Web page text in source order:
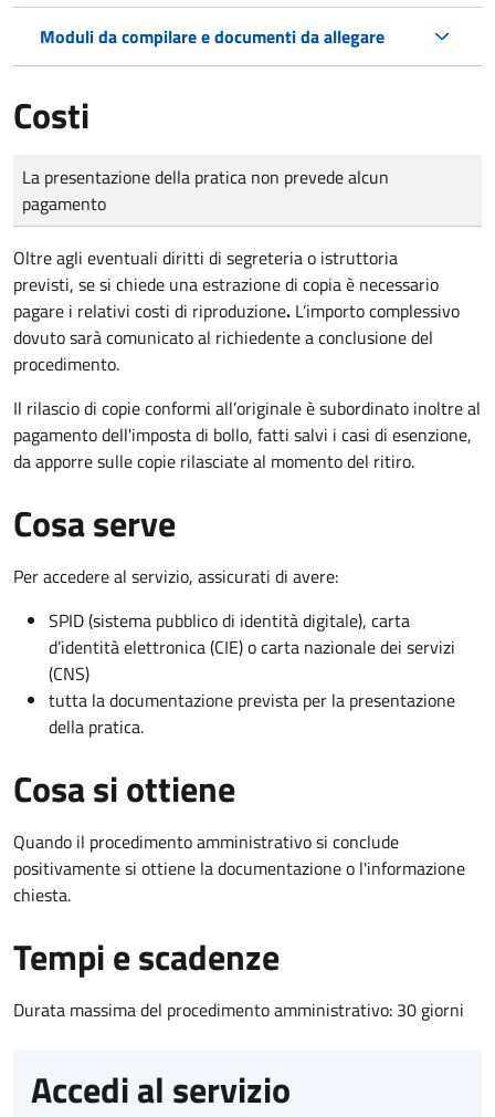
Moduli da compilare e documenti da allegare
Costi
Tipo di pagamento
Importo
La presentazione della pratica non prevede alcun
pagamento
Oltre agli eventuali diritti di segreteria o istruttoria
previsti, se si chiede una estrazione di copia è necessario
pagare i relativi costi di riproduzione. L’importo complessivo
dovuto sarà comunicato al richiedente a conclusione del
procedimento.
Il rilascio di copie conformi all’originale è subordinato inoltre al
pagamento dell'imposta di bollo, fatti salvi i casi di esenzione,
da apporre sulle copie rilasciate al momento del ritiro.
Cosa serve
Per accedere al servizio, assicurati di avere:
SPID (sistema pubblico di identità digitale), carta
d’identità elettronica (CIE) o carta nazionale dei servizi
(CNS)
tutta la documentazione prevista per la presentazione
della pratica.
Cosa si ottiene
Quando il procedimento amministrativo si conclude
positivamente si ottiene la documentazione o l'informazione
chiesta.
Tempi e scadenze
Durata massima del procedimento amministrativo: 30 giorni
Accedi al servizio